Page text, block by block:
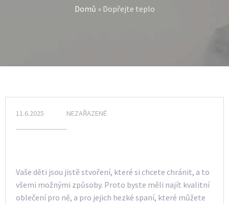
Domů » Dopřejte teplo
11.6.2025 NEZAŘAZENÉ
Vaše děti jsou jistě stvoření, které si chcete chránit, a to
všemi možnými způsoby. Proto byste měli najít kvalitní
oblečení pro ně, a pro jejich hezké spaní, které můžete